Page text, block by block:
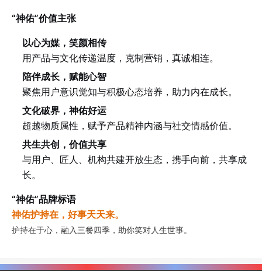
“神佑”价值主张
以心为媒，笑颜相传
用产品与文化传递温度，克制营销，真诚相连。
陪伴成长，赋能心智
聚焦用户意识觉知与积极心态培养，助力内在成长。
文化破界，神佑好运
超越物质属性，赋予产品精神内涵与社交情感价值。
共生共创，价值共享
与用户、匠人、机构共建开放生态，携手向前，共享成
长。
“神佑”品牌标语
神佑护持在，好事天天来。
护持在于心，融入三餐四季，助你笑对人生世事。